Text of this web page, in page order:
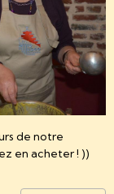
de notre
en acheter ! ))